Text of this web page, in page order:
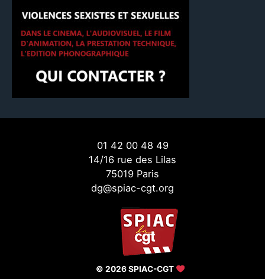
01 42 00 48 49
14/16 rue des Lilas
75019 Paris
dg@spiac-cgt.org
© 2026 SPIAC-CGT